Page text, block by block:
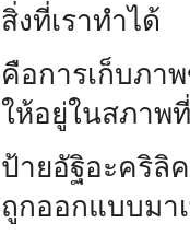
สิ่งที่เราทำได้
คือการเก็บภา
ให้อยู่ในสภาพที่
ป้ายอัฐิอะคริลิ
ถูกออกแบบมา